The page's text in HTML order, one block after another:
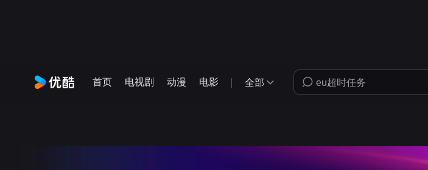
首页 电视剧 动漫 电影 全部